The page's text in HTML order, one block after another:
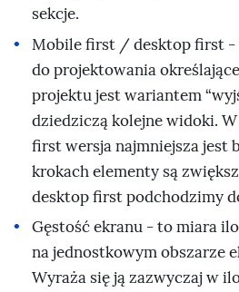
sekcje.
Mobile first / desktop first -
do projektowania
projektu jest wariantem
dziedziczą kolejne widoki.
first wersja najmniejsza jest
krokach elementy są
desktop first podchodzimy
Gęstość ekranu - to miara
na jednostkowym obszarze
Wyraża się ją zazwyczaj w